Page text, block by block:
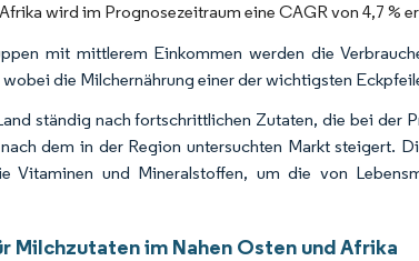
wird im Prognosezeitraum eine CAGR von 4,7 %
mit mittlerem Einkommen werden die
die Milchernährung einer der wichtigsten
ständig nach fortschrittlichen Zutaten, die bei der
dem in der Region untersuchten Markt steigert.
Vitaminen und Mineralstoffen, um die von
Milchzutaten im Nahen Osten und Afrika